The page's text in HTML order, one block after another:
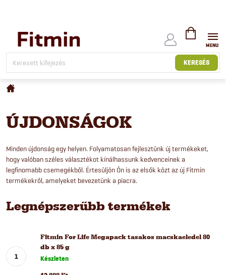
tartalomhoz
KERESÉS
KOSÁR
Kezdőlap
ÚJDONSÁGOK
Minden újdonság egy helyen. Folyamatosan fejlesztünk új termékeket,
hogy valóban széles választékot kínálhassunk kedvenceinek a
legfinomabb csemegékből. Értesüljön Ön is az elsők közt az új Fitmin
termékekről, amelyeket bevezetünk a piacra.
Legnépszerűbb termékek
Fitmin For Life Megapack tasakos macskaeledel 80
db x 85 g
Készleten